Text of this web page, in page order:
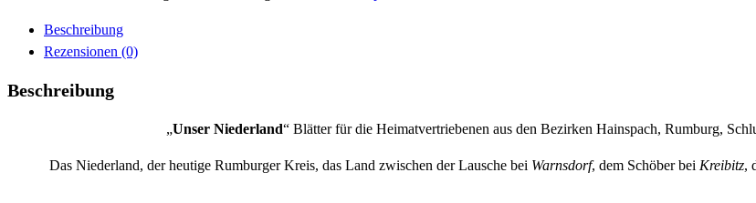
Beschreibung
Rezensionen (0)
Beschreibung
„Unser Niederland“ Blätter für die Heimatvertriebenen aus den Bezirken Hainspach, Rumburg,
Das Niederland, der heutige Rumburger Kreis, das Land zwischen der Lausche bei Warnsdorf, dem Schöber bei Kreibitz,